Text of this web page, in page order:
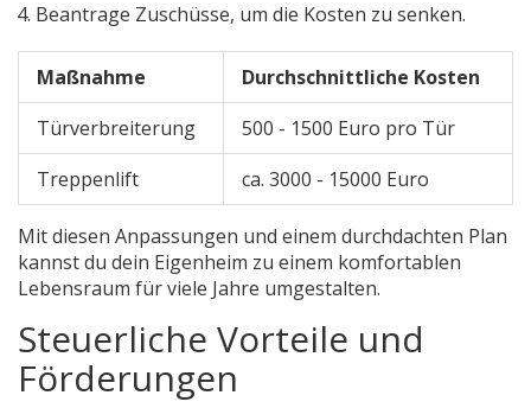
Beantrage Zuschüsse, um die Kosten zu senken.
Maßnahme
Durchschnittliche Kosten
Türverbreiterung
500 - 1500 Euro pro Tür
Treppenlift
ca. 3000 - 15000 Euro
Mit diesen Anpassungen und einem durchdachten Plan
kannst du dein Eigenheim zu einem komfortablen
Lebensraum für viele Jahre umgestalten.
Steuerliche Vorteile und
Förderungen